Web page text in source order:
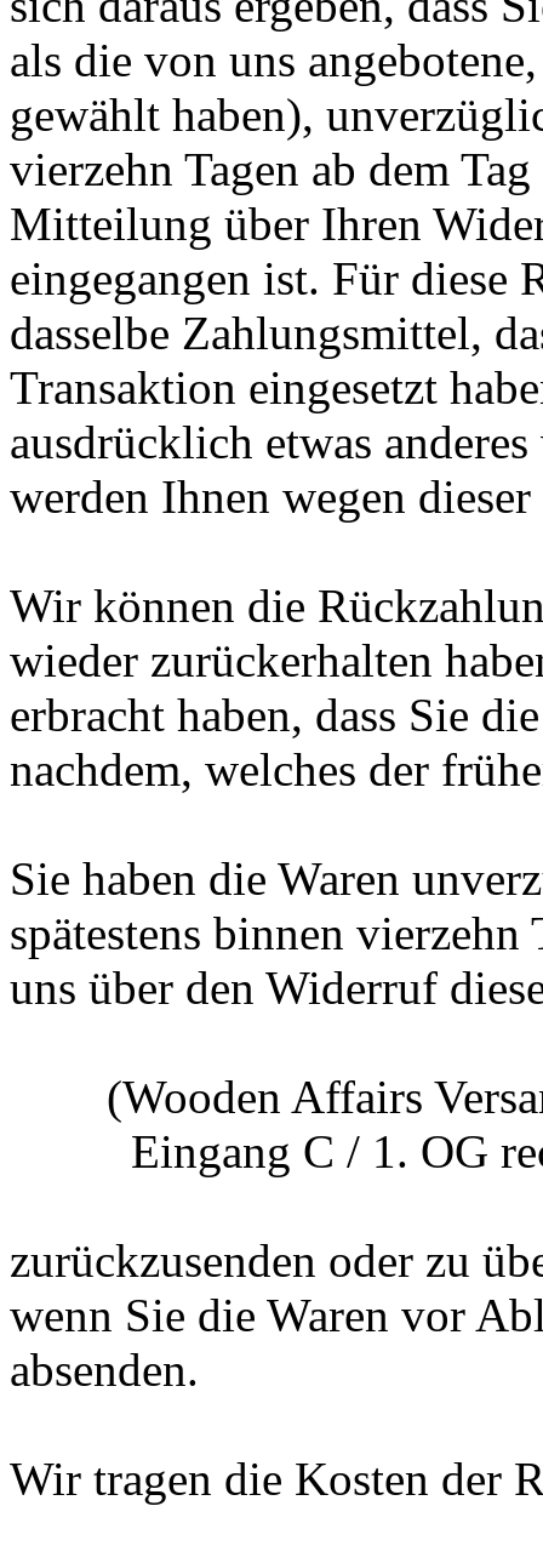
als die von uns
gewählt haben),
vierzehn Tagen ab dem
Mitteilung über Ihren
eingegangen ist. Für diese
dasselbe Zahlungsmittel,
Transaktion eingesetzt
ausdrücklich etwas
werden Ihnen wegen
Wir können die
wieder zurückerhalten
erbracht haben, dass Sie
nachdem, welches der
Sie haben die Waren
spätestens binnen vierzehn
uns über den Widerruf
(Wooden Affairs
Eingang C / 1. OG
zurückzusenden oder zu
wenn Sie die Waren vor
absenden.
Wir tragen die Kosten der